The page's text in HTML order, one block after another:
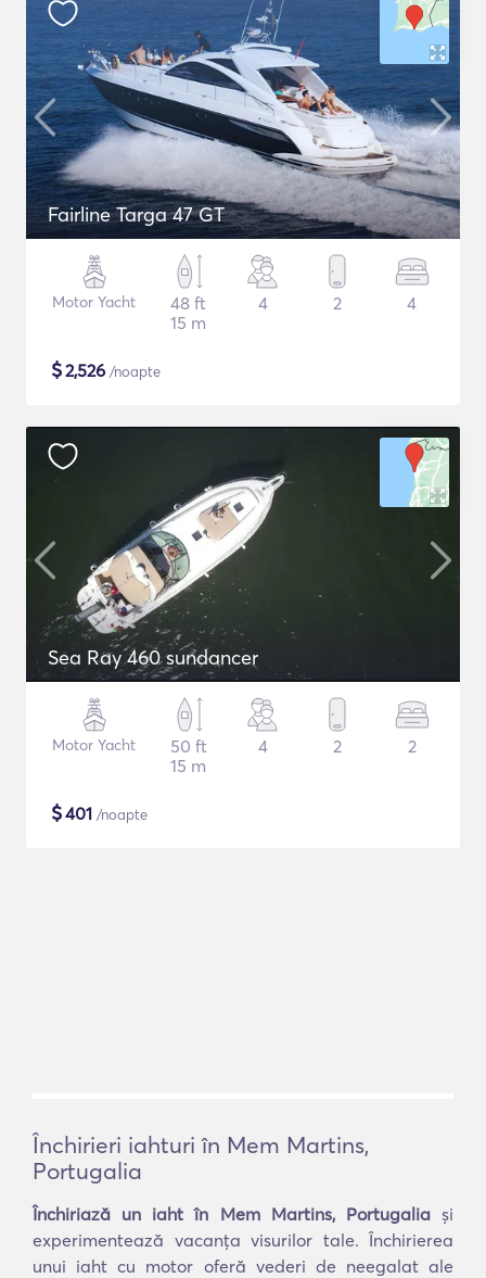
Fairline Targa 47 GT
Motor Yacht
48 ft
15 m
4 2 4
$2,526 /noapte
Sea Ray 460 sundancer
Motor Yacht
50 ft
15 m
4 2 2
$401 /noapte
Închirieri iahturi în Mem Martins,
Portugalia
Închiriază un iaht în Mem Martins, Portugaliași
experimentează vacanța visurilor tale. Închirierea
unui iaht cu motor oferă vederi de neegalat ale